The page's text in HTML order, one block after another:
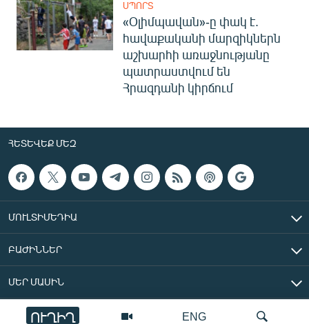
ENG
ՈՒՂԻՂ
ՍՊՈՐՏ
«Օլիմպավան»-ը փակ է.
հավաքականի մարզիկներն
աշխարհի առաջնությանը
պատրաստվում են
Հրազդանի կիրճում
ՀԵՏԵՎԵՔ ՄԵԶ
ՄՈՒԼՏԻՄԵԴԻԱ
ԲԱԺԻՆՆԵՐ
ՄԵՐ ՄԱՍԻՆ
«Ազատ Եվրոպա/Ազատություն» ռադիոկայան © 2026